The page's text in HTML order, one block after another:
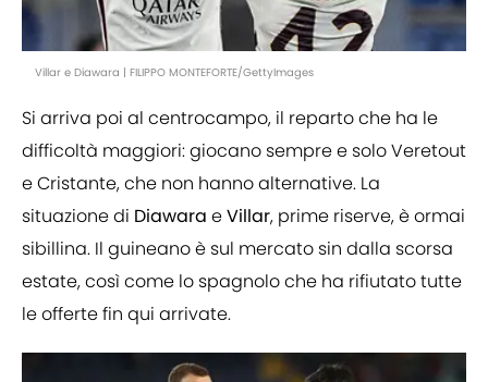
Villar e Diawara | FILIPPO MONTEFORTE/GettyImages
Si arriva poi al centrocampo, il reparto che ha le
difficoltà maggiori: giocano sempre e solo Veretout
e Cristante, che non hanno alternative. La
situazione di Diawara eVillar, prime riserve, è ormai
sibillina. Il guineano è sul mercato sin dalla scorsa
estate, così come lo spagnolo che ha rifiutato tutte
le offerte fin qui arrivate.